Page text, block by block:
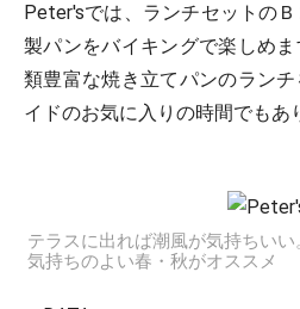
Peter'sでは、ランチセットの
製パンをバイキングで楽しめ
類豊富な焼き立てパンのラン
イドのお気に入りの時間でもあ
テラスに出れば潮風が気持ちい
気持ちのよい春・秋がオススメ